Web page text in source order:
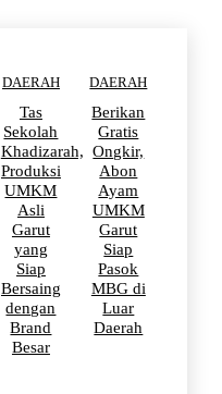
DAERAH
Tas
Sekolah
Khadizarah,
Produksi
UMKM
Asli
Garut
yang
Siap
Bersaing
dengan
Brand
Besar
DAERAH
Berikan
Gratis
Ongkir,
Abon
Ayam
UMKM
Garut
Siap
Pasok
MBG di
Luar
Daerah